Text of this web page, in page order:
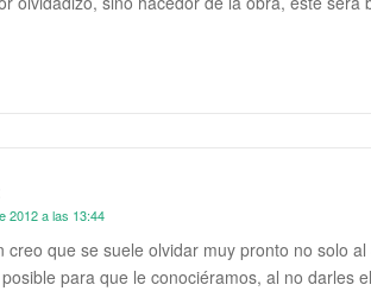
2012 a las 13:44
creo que se suele olvidar muy pronto no solo
para que le conociéramos, al no darles